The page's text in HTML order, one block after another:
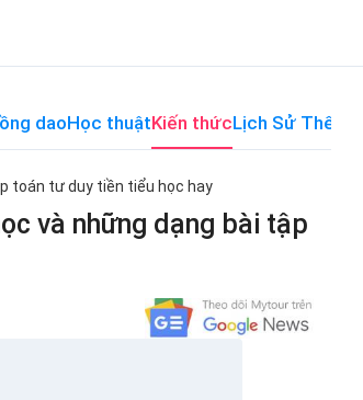
daoHọc thuậtKiến thứcLịch Sử Thế Giới
toán tư duy tiền tiểu học hay
và những dạng bài tập